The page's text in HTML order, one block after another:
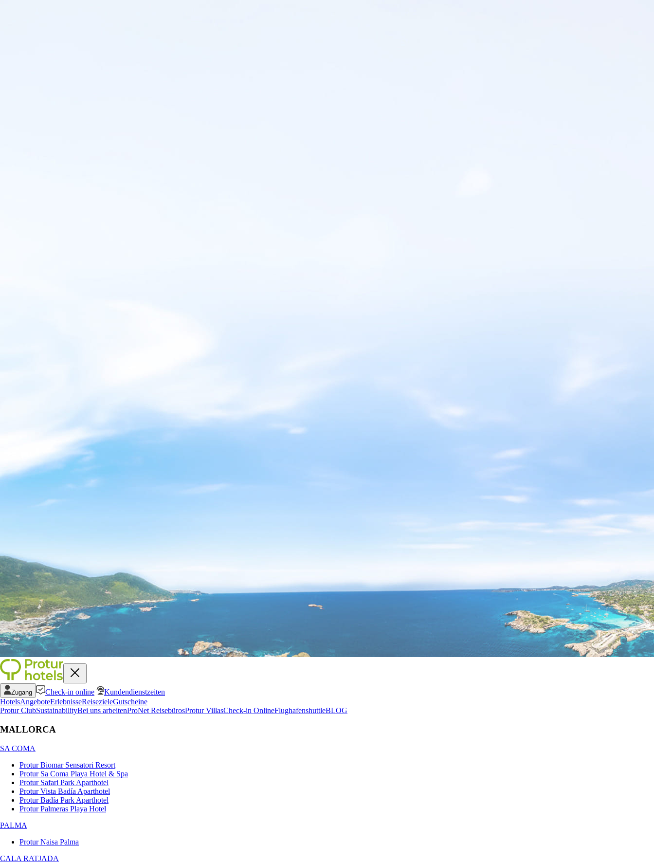
Zugang Check-in online
Kundendienstzeiten
HotelsAngeboteErlebnisseReisezieleGutscheine
Protur ClubSustainabilityBei uns arbeitenProNet ReisebürosProtur VillasCheck-in OnlineFlughafenshuttleBLOG
MALLORCA
SA COMA
Protur Biomar Sensatori Resort
Protur Sa Coma Playa Hotel & Spa
Protur Safari Park Aparthotel
Protur Vista Badía Aparthotel
Protur Badía Park Aparthotel
Protur Palmeras Playa Hotel
PALMA
Protur Naisa Palma
CALA RATJADA